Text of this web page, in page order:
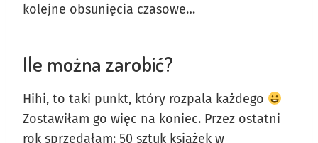
kolejne obsunięcia czasowe…
Ile można zarobić?
Hihi, to taki punkt, który rozpala każdego
Zostawiłam go więc na koniec. Przez ostatni
rok sprzedałam: 50 sztuk książek w